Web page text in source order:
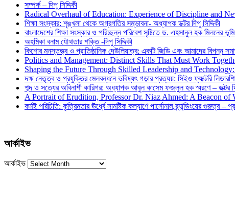
সম্পর্ক – দিপু সিদ্দিকী
Radical Overhaul of Education: Experience of Discipline and
শিক্ষা সংস্কার: শৃঙ্খলা থেকে অগ্রগতির সম্ভাবনা- অধ্যাপক ডক্টর দিপু সিদ্দিকী
বাংলাদেশের শিক্ষা সংস্কার ও পরিচ্ছন্ন পরিবেশ সৃষ্টিতে ড. এহসানুল হক মিলনের
অহমিকা বনাম যৌথতার শক্তি -দিপু সিদ্দিকী
কিশোর মনস্তত্ত্ব ও প্রাতিষ্ঠানিক দেউলিয়াত্ব: একটি জিডি এবং আমাদের বিপন্ন
Politics and Management: Distinct Skills That Must Work
Shaping the Future Through Skilled Leadership and
দক্ষ নেতৃত্ব ও প্রযুক্তির মেলবন্ধনে ভবিষ্যৎ গড়ার প্রত্যয়: সিইও ফ্যাক্টরি
শব্দ ও সত্যের অবিনাশী কারিগর: অধ্যাপক আবুল কাসেম ফজলুল হক স্মরণে – ডক্টর
A Portrait of Erudition, Professor Dr. Niaz Ahmed: A Beacon
কর্মই পরিচিতি: কৃত্রিমতার ঊর্ধ্বে সামষ্টিক কল্যাণে পার্সোনাল ব্র্যান্ডিংয়ের গুরুত্ব –
আর্কাইভ
আর্কাইভ